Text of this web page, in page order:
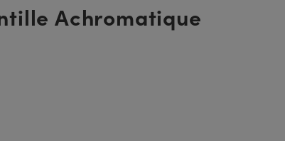
Achromatique